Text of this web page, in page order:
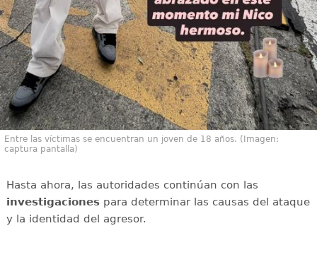
Entre las víctimas se encuentran un joven de 18 años. (Imagen:
captura pantalla)
Hasta ahora, las autoridades continúan con las
investigacionespara determinar las causas del ataque
y la identidad del agresor.